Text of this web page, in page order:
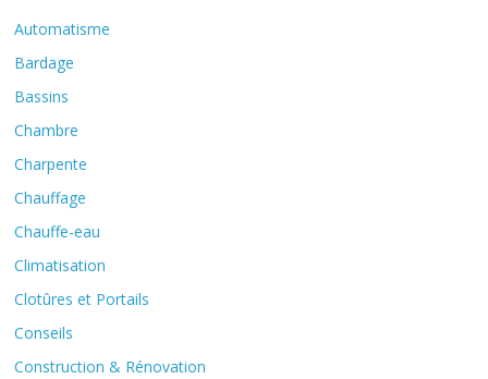
Automatisme
Bardage
Bassins
Chambre
Charpente
Chauffage
Chauffe-eau
Climatisation
Clotûres et Portails
Conseils
Construction & Rénovation